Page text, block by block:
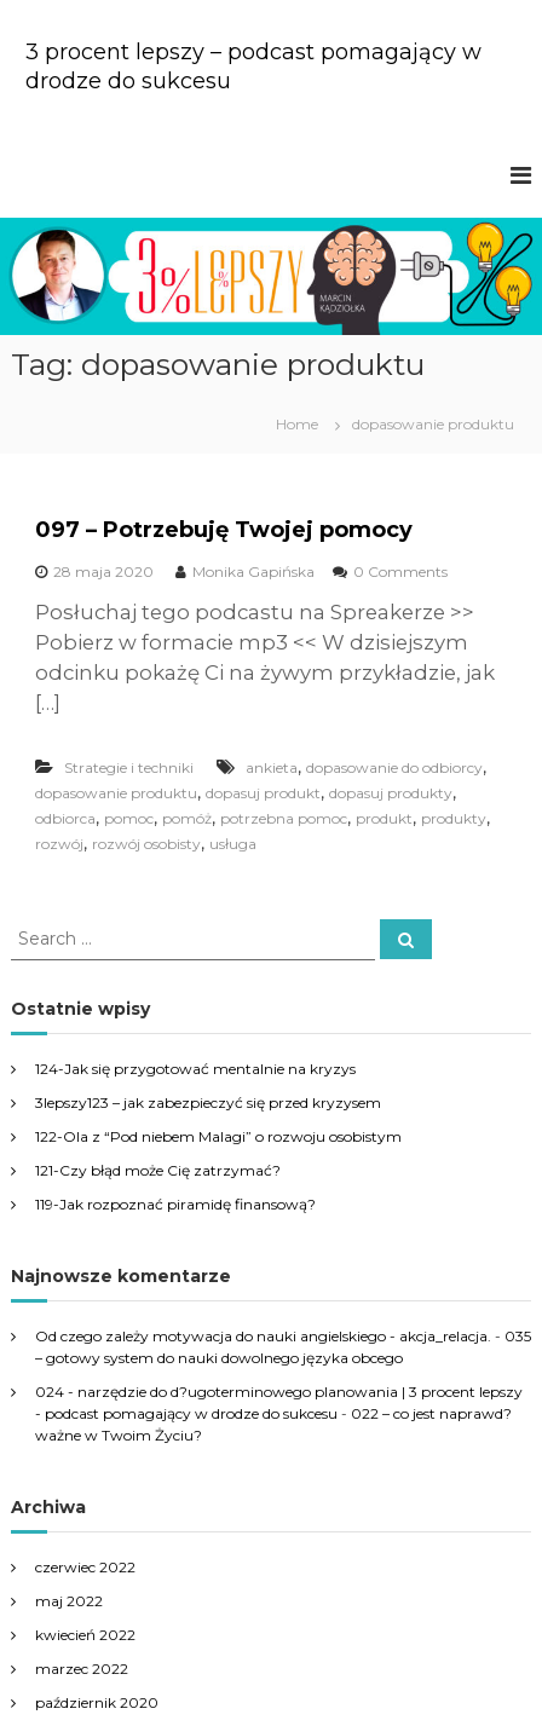
n
e
n
3 procent lepszy – podcast pomagający w
drodze do sukcesu
Tag: dopasowanie produktu
Home dopasowanie produktu
097 – Potrzebuję Twojej pomocy
28 maja 2020 Monika Gapińska 0 Comments
Posłuchaj tego podcastu na Spreakerze >>
Pobierz w formacie mp3 << W dzisiejszym
odcinku pokażę Ci na żywym przykładzie, jak
[…]
Strategie i techniki ankieta, dopasowanie do odbiorcy,
dopasowanie produktu, dopasuj produkt, dopasuj produkty,
odbiorca, pomoc, pomóż, potrzebna pomoc, produkt, produkty,
rozwój, rozwój osobisty, usługa
S
e
r
c
o
r
S
e
Ostatnie wpisy
124-Jak się przygotować mentalnie na kryzys
3lepszy123 – jak zabezpieczyć się przed kryzysem
122-Ola z “Pod niebem Malagi” o rozwoju osobistym
121-Czy błąd może Cię zatrzymać?
119-Jak rozpoznać piramidę finansową?
Najnowsze komentarze
Od czego zależy motywacja do nauki angielskiego - akcja_relacja. - 035
– gotowy system do nauki dowolnego języka obcego
024 - narzędzie do d?ugoterminowego planowania | 3 procent lepszy
- podcast pomagający w drodze do sukcesu - 022 – co jest naprawd?
ważne w Twoim Życiu?
Archiwa
czerwiec 2022
maj 2022
kwiecień 2022
marzec 2022
październik 2020